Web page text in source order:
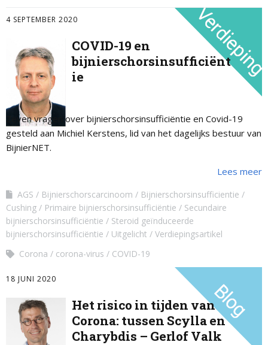
4 SEPTEMBER 2020
COVID-19 en
bijnierschorsinsufficiënt
ie
Zeven vragen over bijnierschorsinsufficiëntie en Covid-19
gesteld aan Michiel Kerstens, lid van het dagelijks bestuur van
BijnierNET.
Lees meer
AGS Bijnierschorscarcinoom
Bijnierschorsinsufficientie
Cushing
Primaire bijnierschorsinsufficiëntie
Secundaire
bijnierschorsinsufficiëntie
Steroid geïnduceerde
bijnierschorsinsufficiëntie
Uitgelicht
Verdiepingsartikel
Corona
corona-virus COVID-19
18 JUNI 2020
Het risico in tijden van
Corona: tussen Scylla en
Charybdis – Gerlof Valk